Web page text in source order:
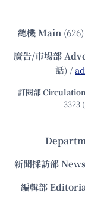
總機Main
廣告/市場部
話) /
訂閱部
3323
新聞採訪部
編輯部